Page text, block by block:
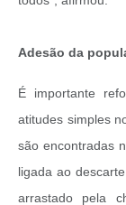
Adesão da
É importante
atitudes simples
são encontradas
ligada ao
arrastado pela